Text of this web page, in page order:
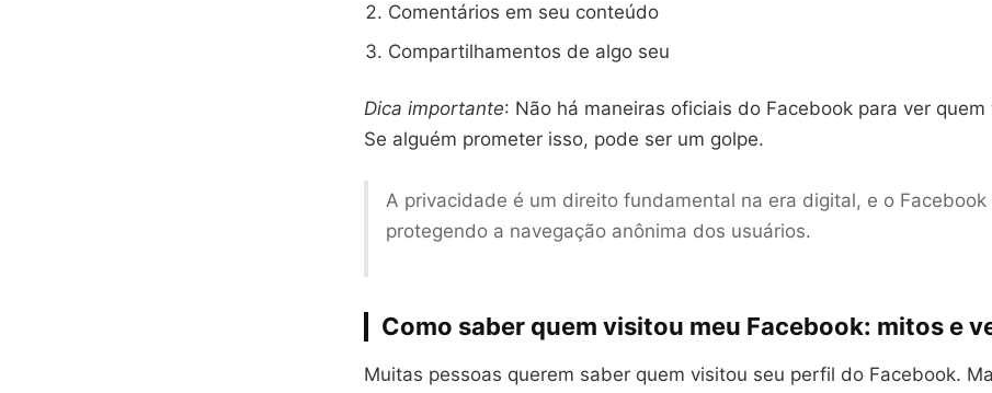
Comentários em seu conteúdo
Compartilhamentos de algo seu
Dica importante: Não há maneiras oficiais do Facebook para ver
Se alguém prometer isso, pode ser um golpe.
A privacidade é um direito fundamental na era digital, e o
protegendo a navegação anônima dos usuários.
Como saber quem visitou meu Facebook: mitos e
Muitas pessoas querem saber quem visitou seu perfil do Facebook.